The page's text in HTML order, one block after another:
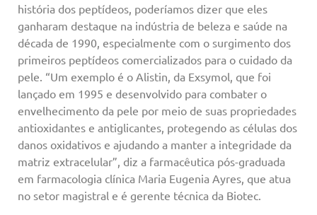
história dos peptídeos, poderíamos dizer que eles
ganharam destaque na indústria de beleza e saúde na
década de 1990, especialmente com o surgimento dos
primeiros peptídeos comercializados para o cuidado da
pele. “Um exemplo é o Alistin, da Exsymol, que foi
lançado em 1995 e desenvolvido para combater o
envelhecimento da pele por meio de suas propriedades
antioxidantes e antiglicantes, protegendo as células dos
danos oxidativos e ajudando a manter a integridade da
matriz extracelular”, diz a farmacêutica pós-graduada
em farmacologia clínica Maria Eugenia Ayres, que atua
no setor magistral e é gerente técnica da Biotec.